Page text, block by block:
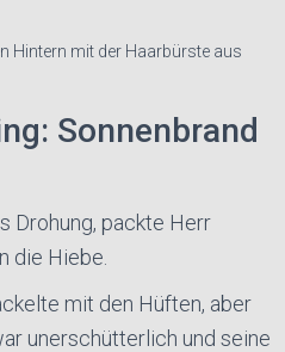
Sonnenbrand
Drohung, packte Herr
die Hiebe.
mit den Hüften, aber
unerschütterlich und seine